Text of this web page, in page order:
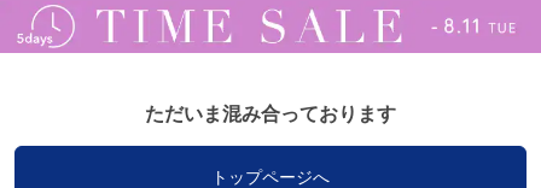
ただいま混み合っております
トップページへ